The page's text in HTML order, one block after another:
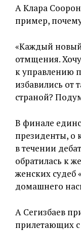
А Клара
пример,
«Каждый
отмщения.
к управлению
избавились от
страной?
В финале
президенты, о
в течении
обратилась к
женских судеб
домашнего
А Сегизбаев
прилетающих